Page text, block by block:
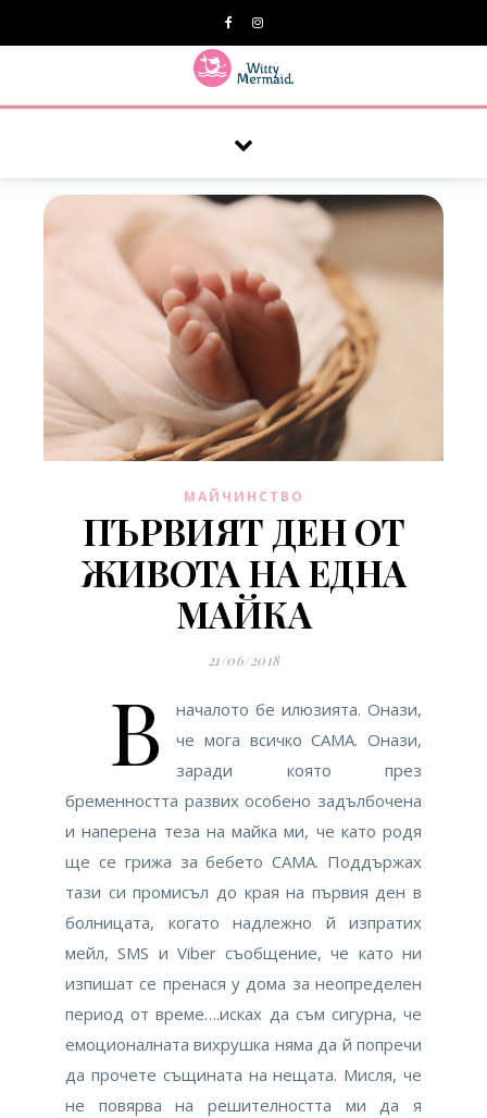
МАЙЧИНСТВО
ПЪРВИЯТ ДЕН ОТ
ЖИВОТА НА ЕДНА
МАЙКА
21/06/2018
В
началото бе илюзията. Онази,
че мога всичко САМА. Онази,
заради която през
бременността развих особено задълбочена
и наперена теза на майка ми, че като родя
ще се грижа за бебето САМА. Поддържах
тази си промисъл до края на първия ден в
болницата, когато надлежно й изпратих
мейл, SMS и Viber съобщение, че като ни
изпишат се пренася у дома за неопределен
период от време….исках да съм сигурна, че
емоционалната вихрушка няма да й попречи
да прочете същината на нещата. Мисля, че
не повярва на решителността ми да я